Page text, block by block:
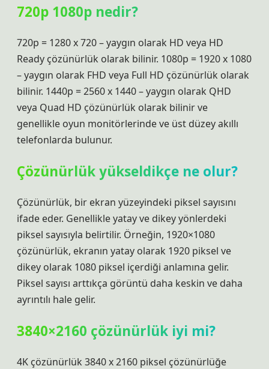
720p 1080p nedir?
720p = 1280 x 720 – yaygın olarak HD veya HD
Ready çözünürlük olarak bilinir. 1080p = 1920 x 1080
– yaygın olarak FHD veya Full HD çözünürlük olarak
bilinir. 1440p = 2560 x 1440 – yaygın olarak QHD
veya Quad HD çözünürlük olarak bilinir ve
genellikle oyun monitörlerinde ve üst düzey akıllı
telefonlarda bulunur.
Çözünürlük yükseldikçe ne olur?
Çözünürlük, bir ekran yüzeyindeki piksel sayısını
ifade eder. Genellikle yatay ve dikey yönlerdeki
piksel sayısıyla belirtilir. Örneğin, 1920×1080
çözünürlük, ekranın yatay olarak 1920 piksel ve
dikey olarak 1080 piksel içerdiği anlamına gelir.
Piksel sayısı arttıkça görüntü daha keskin ve daha
ayrıntılı hale gelir.
3840×2160 çözünürlük iyi mi?
4K çözünürlük 3840 x 2160 piksel çözünürlüğe